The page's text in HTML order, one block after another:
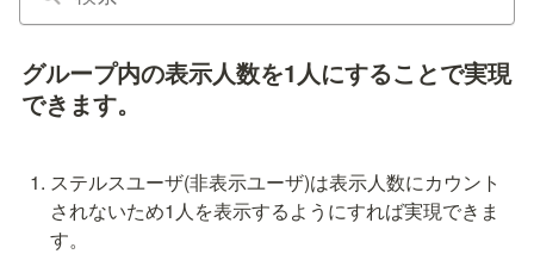
グループ内の表示人数を1人にすることで実現
できます。
ステルスユーザ(非表示ユーザ)は表示人数にカウント
されないため1人を表示するようにすれば実現できま
す。